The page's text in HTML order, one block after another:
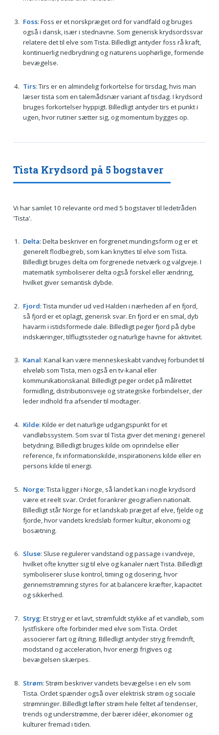
Foss: Foss er et norskpræget ord for vandfald og bruges
også i dansk, især i stednavne. Som generisk krydsordssvar
relatere det til elve som Tista. Billedligt antyder foss rå kraft,
kontinuerlig nedbrydning og naturens uophørlige, formende
bevægelse.
Tirs: Tirs er en almindelig forkortelse for tirsdag, hvis man
læser tista som en talemådsnær variant af tisdag. I krydsord
bruges forkortelser hyppigt. Billedligt antyder tirs et punkt i
ugen, hvor rutiner sætter sig, og momentum bygges op.
Tista Krydsord på 5 bogstaver
Vi har samlet 10 relevante ord med 5 bogstaver til ledetråden
'Tista'.
Delta: Delta beskriver en forgrenet mundingsform og er et
generelt flodbegreb, som kan knyttes til elve som Tista.
Billedligt bruges delta om forgrenede netværk og valgveje. I
matematik symboliserer delta også forskel eller ændring,
hvilket giver semantisk dybde.
Fjord: Tista munder ud ved Halden i nærheden af en fjord,
så fjord er et oplagt, generisk svar. En fjord er en smal, dyb
havarm i istidsformede dale. Billedligt peger fjord på dybe
indskæringer, tilflugtssteder og naturlige havne for aktivitet.
Kanal: Kanal kan være menneskeskabt vandvej forbundet til
elveløb som Tista, men også en tv-kanal eller
kommunikationskanal. Billedligt peger ordet på målrettet
formidling, distributionsveje og strategiske forbindelser, der
leder indhold fra afsender til modtager.
Kilde: Kilde er det naturlige udgangspunkt for et
vandløbssystem. Som svar til Tista giver det mening i generel
betydning. Billedligt bruges kilde om oprindelse eller
reference, fx informationskilde, inspirationens kilde eller en
persons kilde til energi.
Norge: Tista ligger i Norge, så landet kan i nogle krydsord
være et reelt svar. Ordet forankrer geografien nationalt.
Billedligt står Norge for et landskab præget af elve, fjelde og
fjorde, hvor vandets kredsløb former kultur, økonomi og
bosætning.
Sluse: Sluse regulerer vandstand og passage i vandveje,
hvilket ofte knytter sig til elve og kanaler nært Tista. Billedligt
symboliserer sluse kontrol, timing og dosering, hvor
gennemstrømning styres for at balancere kræfter, kapacitet
og sikkerhed.
Stryg: Et stryg er et lavt, strømfuldt stykke af et vandløb, som
lystfiskere ofte forbinder med elve som Tista. Ordet
associerer fart og iltning. Billedligt antyder stryg fremdrift,
modstand og acceleration, hvor energi frigives og
bevægelsen skærpes.
Strøm: Strøm beskriver vandets bevægelse i en elv som
Tista. Ordet spænder også over elektrisk strøm og sociale
strømninger. Billedligt løfter strøm hele feltet af tendenser,
trends og understrømme, der bærer idéer, økonomier og
kulturer fremad i tiden.